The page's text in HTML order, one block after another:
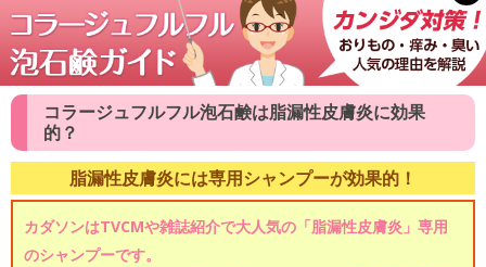
コラージュフルフル泡石鹸は脂漏性皮膚炎に効果
的？
脂漏性皮膚炎には専用シャンプーが効果的！
カダソンはTVCMや雑誌紹介で大人気の「脂漏性皮膚炎」専用
のシャンプーです。